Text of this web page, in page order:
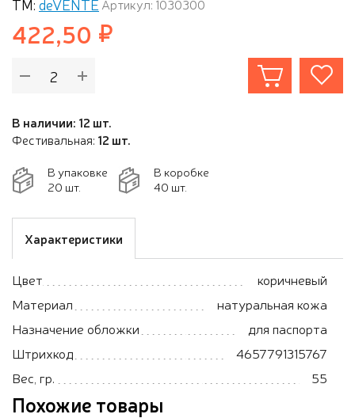
ТМ: deVENTE Артикул: 1030300
422,50
В наличии: 12 шт.
Фестивальная: 12 шт.
В упаковке
20 шт.
В коробке
40 шт.
Характеристики
Цвет
коричневый
Материал
натуральная кожа
Назначение обложки
для паспорта
Штрихкод
4657791315767
Вес, гр.
55
Похожие товары